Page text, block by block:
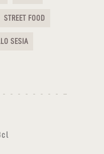
STREET FOOD
SESIA